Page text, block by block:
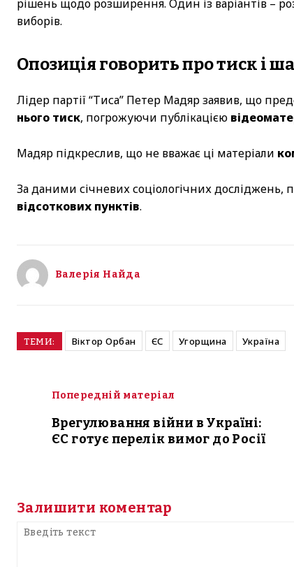
рішень щодо розширення. Один із варіантів –
виборів.
Опозиція говорить про тиск і
Лідер партії “Тиса” Петер Мадяр заявив, що
нього тиск, погрожуючи публікацією
Мадяр підкреслив, що не вважає ці матеріали
За даними січневих соціологічних досліджень,
відсоткових пунктів.
Валерія Найда
ТЕМИ: Віктор Орбан ЄС Угорщина Україна
Попередній матеріал
Врегулювання війни в Україні:
ЄС готує перелік вимог до Росії
Залишити коментар